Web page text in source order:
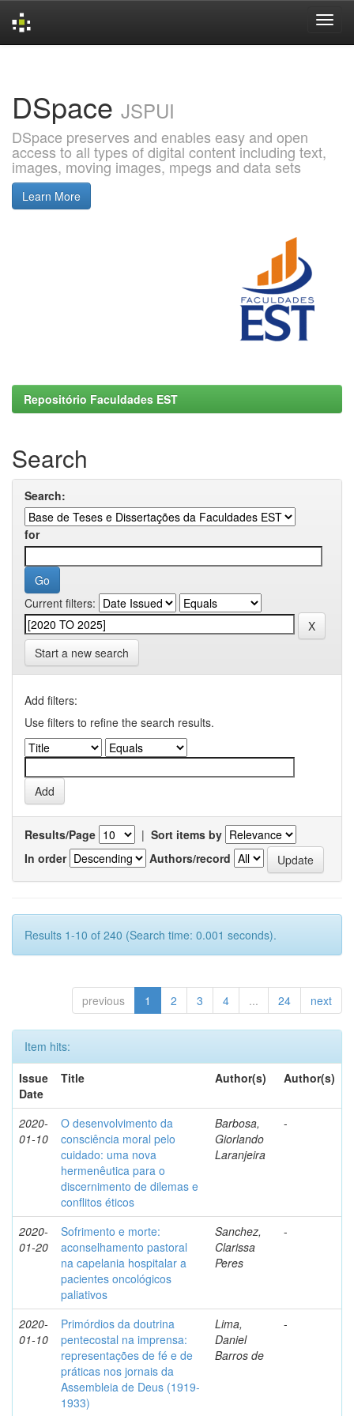
DSpace JSPUI
DSpace preserves and enables easy and open
access to all types of digital content including text,
images, moving images, mpegs and data sets
Learn More
Repositório Faculdades EST
Search
Search:
for
Current filters:
Start a new search
Add filters:
Use filters to refine the search results.
Results/Page | Sort items by
In order
Authors/record
Results 1-10 of 240 (Search time: 0.001 seconds).
previous 1 2 3 4 ... 24 next
Item hits:
Issue
Date
Title Author(s) Author(s)
2020-
01-10
O desenvolvimento da
consciência moral pelo
cuidado: uma nova
hermenêutica para o
discernimento de dilemas e
conflitos éticos
Barbosa,
Giorlando
Laranjeira
-
2020-
01-20
Sofrimento e morte:
aconselhamento pastoral
na capelania hospitalar a
pacientes oncológicos
paliativos
Sanchez,
Clarissa
Peres
-
2020-
01-10
Primórdios da doutrina
pentecostal na imprensa:
representações de fé e de
práticas nos jornais da
Assembleia de Deus (1919-
1933)
Lima,
Daniel
Barros de
-